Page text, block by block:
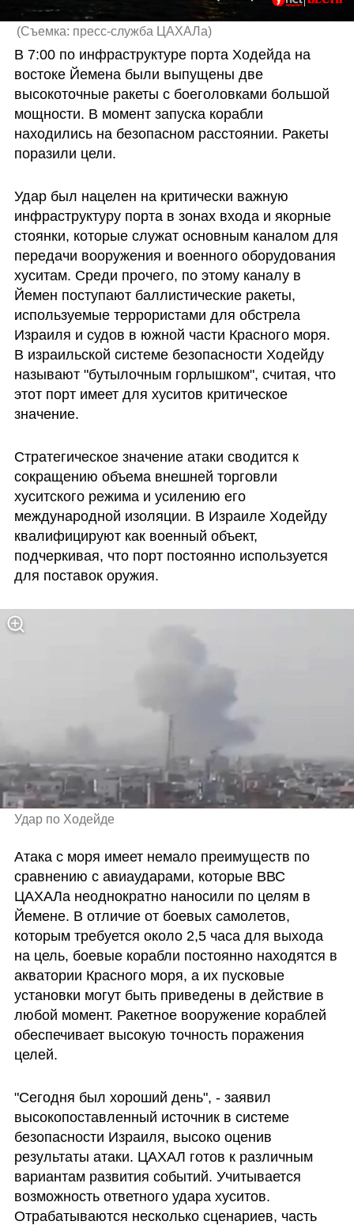
(Съемка: пресс-служба ЦАХАЛа)
В 7:00 по инфраструктуре порта Ходейда на
востоке Йемена были выпущены две
высокоточные ракеты с боеголовками большой
мощности. В момент запуска корабли
находились на безопасном расстоянии. Ракеты
поразили цели.
Удар был нацелен на критически важную
инфраструктуру порта в зонах входа и якорные
стоянки, которые служат основным каналом для
передачи вооружения и военного оборудования
хуситам. Среди прочего, по этому каналу в
Йемен поступают баллистические ракеты,
используемые террористами для обстрела
Израиля и судов в южной части Красного моря.
В израильской системе безопасности Ходейду
называют "бутылочным горлышком", считая, что
этот порт имеет для хуситов критическое
значение.
Стратегическое значение атаки сводится к
сокращению объема внешней торговли
хуситского режима и усилению его
международной изоляции. В Израиле Ходейду
квалифицируют как военный объект,
подчеркивая, что порт постоянно используется
для поставок оружия.
Удар по Ходейде
Атака с моря имеет немало преимуществ по
сравнению с авиаударами, которые ВВС
ЦАХАЛа неоднократно наносили по целям в
Йемене. В отличие от боевых самолетов,
которым требуется около 2,5 часа для выхода
на цель, боевые корабли постоянно находятся в
акватории Красного моря, а их пусковые
установки могут быть приведены в действие в
любой момент. Ракетное вооружение кораблей
обеспечивает высокую точность поражения
целей.
"Сегодня был хороший день", - заявил
высокопоставленный источник в системе
безопасности Израиля, высоко оценив
результаты атаки. ЦАХАЛ готов к различным
вариантам развития событий. Учитывается
возможность ответного удара хуситов.
Отрабатываются несколько сценариев, часть